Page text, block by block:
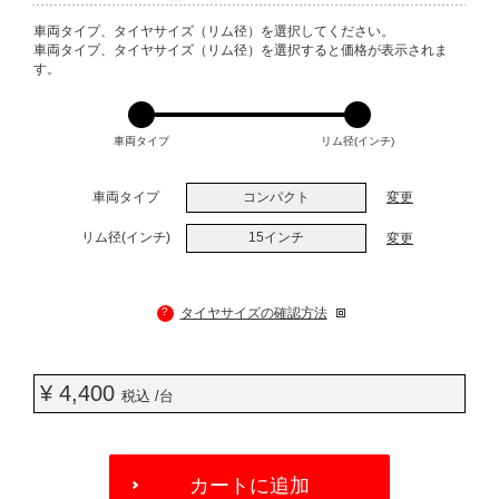
VARIATIONS
車両タイプ、タイヤサイズ（リム径）を選択してください。
車両タイプ、タイヤサイズ（リム径）を選択すると価格が表示されま
す。
車両タイプ リム径(インチ)
車両タイプ コンパクト 変更
リム径(インチ) 15インチ 変更
? タイヤサイズの確認方法
¥ 4,400 税込 /台
カートに追加